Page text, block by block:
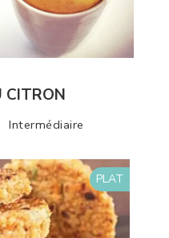
CITRON
Intermédiaire
PLAT